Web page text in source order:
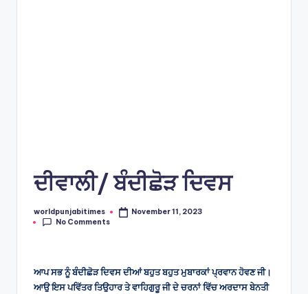
ਦੀਵਾਲੀ/ ਬੰਦੀਛੋੜ ਦਿਵਸ
Posted
by
worldpunjabitimes
November 11, 2023
No Comments
ਆਪ ਸਭ ਨੂੰ ਬੰਦੀਛੋੜ ਦਿਵਸ ਦੀਆਂ ਬਹੁਤ ਬਹੁਤ ਮੁਬਾਰਕਾਂ ਪ੍ਰਵਾਨ ਹੋਵਣ ਜੀ।
ਆਉ ਇਸ ਪਵਿੱਤਰ ਤਿਉਹਾਰ ਤੇ ਵਾਹਿਗੁਰੂ ਜੀ ਦੇ ਚਰਨਾਂ ਵਿੱਚ ਅਰਦਾਸ ਬੇਨਤੀ